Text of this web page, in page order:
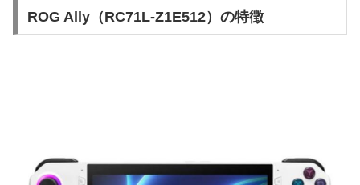
ROG Ally（RC71L-Z1E512）の特徴